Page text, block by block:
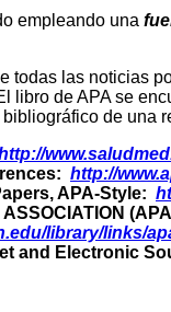
empleando una
todas las noticias
libro de APA se
de una
http://
APA-Style:
library/links/
and Electronic